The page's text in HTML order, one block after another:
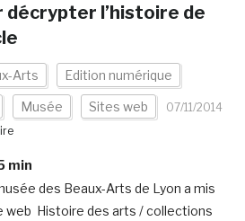
décrypter l’histoire de
Arts Edition numérique
Musée Sites web
07/11/2014
min
des Beaux-Arts de Lyon a mis
web Histoire des arts / collections